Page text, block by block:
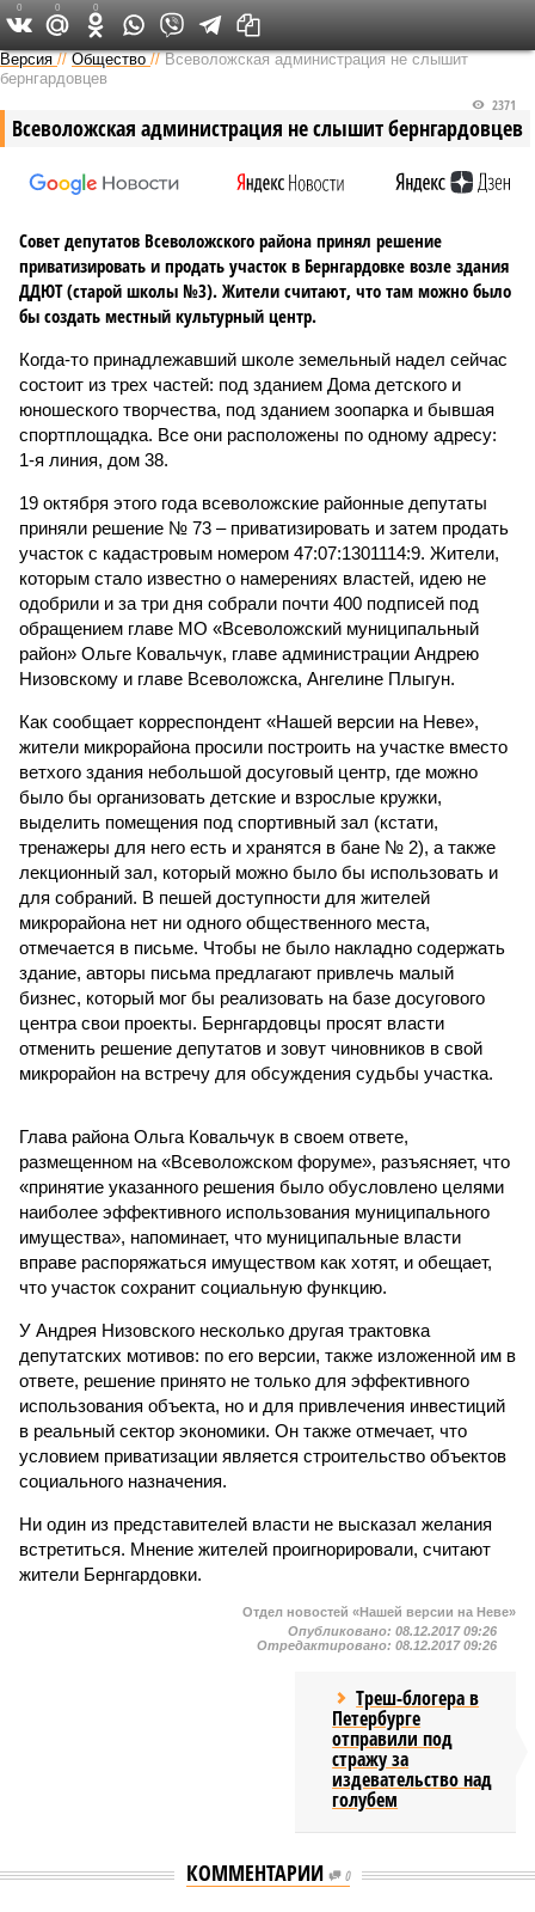
Версия на Неве
Версия //Общество //Всеволожская администрация не слышит
бернгардовцев
Всеволожская администрация не слышит бернгардовцев
2371
Совет депутатов Всеволожского района принял решение
приватизировать и продать участок в Бернгардовке возле здания
ДДЮТ (старой школы №3). Жители считают, что там можно было
бы создать местный культурный центр.
Когда-то принадлежавший школе земельный надел сейчас
состоит из трех частей: под зданием Дома детского и
юношеского творчества, под зданием зоопарка и бывшая
спортплощадка. Все они расположены по одному адресу:
1-я линия, дом 38.
19 октября этого года всеволожские районные депутаты
приняли решение № 73 – приватизировать и затем продать
участок с кадастровым номером 47:07:1301114:9. Жители,
которым стало известно о намерениях властей, идею не
одобрили и за три дня собрали почти 400 подписей под
обращением главе МО «Всеволожский муниципальный
район» Ольге Ковальчук, главе администрации Андрею
Низовскому и главе Всеволожска, Ангелине Плыгун.
Как сообщает корреспондент «Нашей версии на Неве»,
жители микрорайона просили построить на участке вместо
ветхого здания небольшой досуговый центр, где можно
было бы организовать детские и взрослые кружки,
выделить помещения под спортивный зал (кстати,
тренажеры для него есть и хранятся в бане № 2), а также
лекционный зал, который можно было бы использовать и
для собраний. В пешей доступности для жителей
микрорайона нет ни одного общественного места,
отмечается в письме. Чтобы не было накладно содержать
здание, авторы письма предлагают привлечь малый
бизнес, который мог бы реализовать на базе досугового
центра свои проекты. Бернгардовцы просят власти
отменить решение депутатов и зовут чиновников в свой
микрорайон на встречу для обсуждения судьбы участка.
Глава района Ольга Ковальчук в своем ответе,
размещенном на «Всеволожском форуме», разъясняет, что
«принятие указанного решения было обусловлено целями
наиболее эффективного использования муниципального
имущества», напоминает, что муниципальные власти
вправе распоряжаться имуществом как хотят, и обещает,
что участок сохранит социальную функцию.
У Андрея Низовского несколько другая трактовка
депутатских мотивов: по его версии, также изложенной им в
ответе, решение принято не только для эффективного
использования объекта, но и для привлечения инвестиций
в реальный сектор экономики. Он также отмечает, что
условием приватизации является строительство объектов
социального назначения.
Ни один из представителей власти не высказал желания
встретиться. Мнение жителей проигнорировали, считают
жители Бернгардовки.
0 0 0
Отдел новостей «Нашей версии на Неве»
Опубликовано: 08.12.2017 09:26
Отредактировано: 08.12.2017 09:26
Треш-блогера в
Петербурге
отправили под
стражу за
издевательство над
голубем
КОММЕНТАРИИ 0